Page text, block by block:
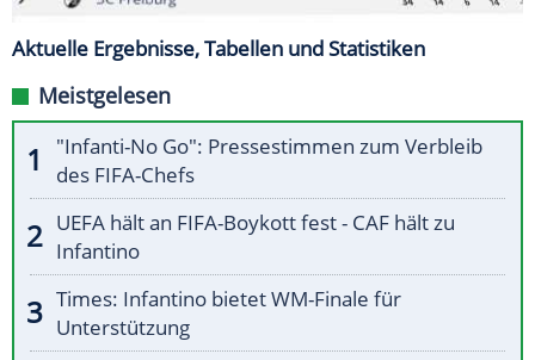
Aktuelle Ergebnisse, Tabellen und Statistiken
Meistgelesen
"Infanti-No Go": Pressestimmen zum Verbleib
des FIFA-Chefs
UEFA hält an FIFA-Boykott fest - CAF hält zu
Infantino
Times: Infantino bietet WM-Finale für
Unterstützung